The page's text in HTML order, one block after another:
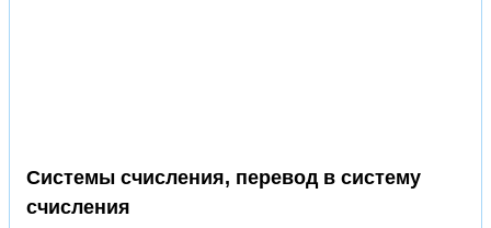
Системы счисления, перевод в систему
счисления